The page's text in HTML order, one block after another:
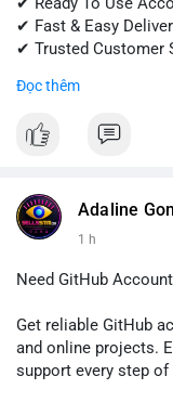
✔ Fast & Easy
✔ Trusted Customer
📱 WhatsApp: +1
Đọc thêm
Adaline
1 h
Need GitHub
Get reliable GitHub
and online projects.
support every step of